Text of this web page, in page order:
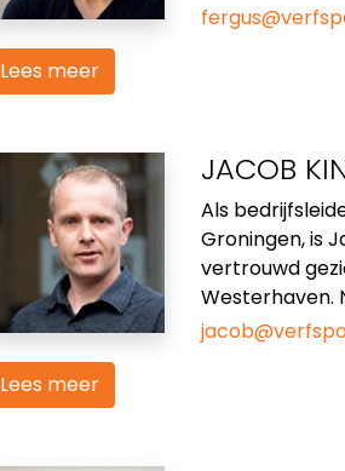
Lees meer
JACOB
Als
Groningen, is
vertrouwd
Westerhaven.
Lees meer